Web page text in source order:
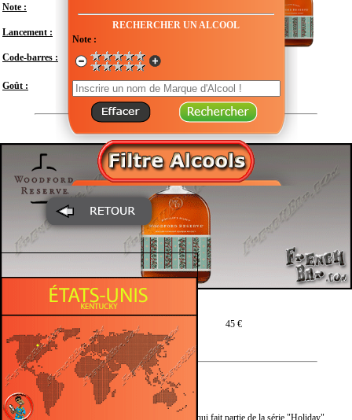
RECHERCHER UN ALCOOL
Note :
Note :
Lancement : Décembre 2025
Code-barres : 081128001032
Goût : Modéré
Prix moyen en 100 cl : 45 €
Description :